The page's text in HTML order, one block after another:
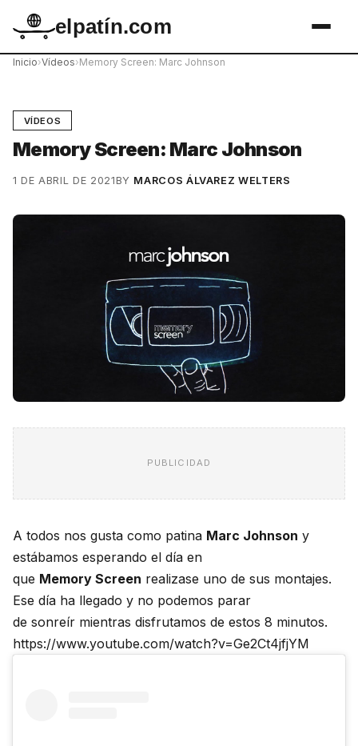
elpatín.com
Inicio›Vídeos›Memory Screen: Marc Johnson
VÍDEOS
Memory Screen: Marc Johnson
1 DE ABRIL DE 2021BY MARCOS ÁLVAREZ WELTERS
PUBLICIDAD
A todos nos gusta como patina Marc Johnson y
estábamos esperando el día en
que Memory Screen realizase uno de sus montajes.
Ese día ha llegado y no podemos parar
de sonreír mientras disfrutamos de estos 8 minutos.
https://www.youtube.com/watch?v=Ge2Ct4jfjYM